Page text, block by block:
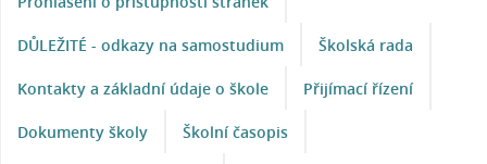
DŮLEŽITÉ - odkazy na samostudium Školská rada
Kontakty a základní údaje o škole Přijímací řízení
Dokumenty školy Školní časopis